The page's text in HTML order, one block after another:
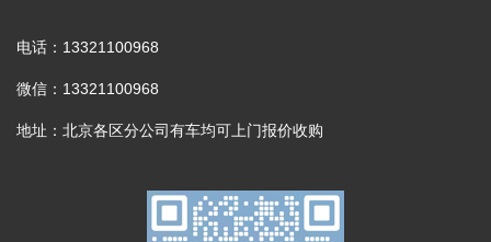
电话：13321100968
微信：13321100968
地址：北京各区分公司有车均可上门报价收购